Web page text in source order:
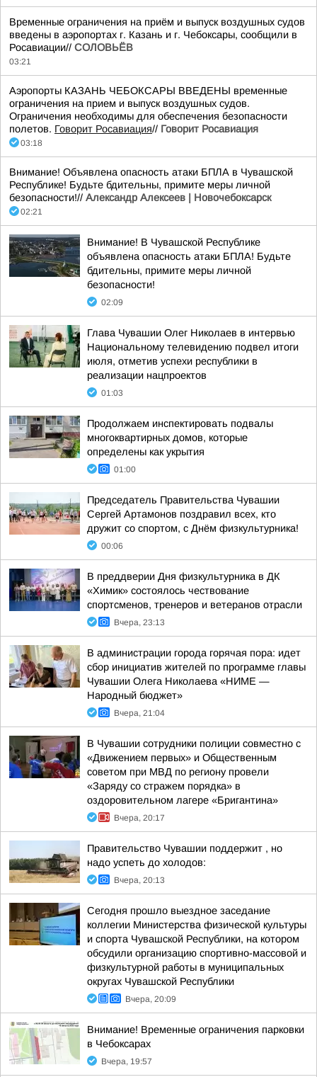
Временные ограничения на приём и выпуск воздушных судов
введены в аэропортах г. Казань и г. Чебоксары, сообщили в
Росавиации// СОЛОВЬЁВ
03:21
Аэропорты КАЗАНЬ ЧЕБОКСАРЫ ВВЕДЕНЫ временные
ограничения на прием и выпуск воздушных судов.
Ограничения необходимы для обеспечения безопасности
полетов. Говорит Росавиация// Говорит Росавиация
03:18
Внимание! Объявлена опасность атаки БПЛА в Чувашской
Республике! Будьте бдительны, примите меры личной
безопасности!// Александр Алексеев | Новочебоксарск
02:21
Внимание! В Чувашской Республике
объявлена опасность атаки БПЛА! Будьте
бдительны, примите меры личной
безопасности!
02:09
Глава Чувашии Олег Николаев в интервью
Национальному телевидению подвел итоги
июля, отметив успехи республики в
реализации нацпроектов
01:03
Продолжаем инспектировать подвалы
многоквартирных домов, которые
определены как укрытия
01:00
Председатель Правительства Чувашии
Сергей Артамонов поздравил всех, кто
дружит со спортом, с Днём физкультурника!
00:06
В преддверии Дня физкультурника в ДК
«Химик» состоялось чествование
спортсменов, тренеров и ветеранов отрасли
Вчера, 23:13
В администрации города горячая пора: идет
сбор инициатив жителей по программе главы
Чувашии Олега Николаева «НИМЕ —
Народный бюджет»
Вчера, 21:04
В Чувашии сотрудники полиции совместно с
«Движением первых» и Общественным
советом при МВД по региону провели
«Заряду со стражем порядка» в
оздоровительном лагере «Бригантина»
Вчера, 20:17
Правительство Чувашии поддержит , но
надо успеть до холодов:
Вчера, 20:13
Сегодня прошло выездное заседание
коллегии Министерства физической культуры
и спорта Чувашской Республики, на котором
обсудили организацию спортивно-массовой и
физкультурной работы в муниципальных
округах Чувашской Республики
Вчера, 20:09
Внимание! Временные ограничения парковки
в Чебоксарах
Вчера, 19:57